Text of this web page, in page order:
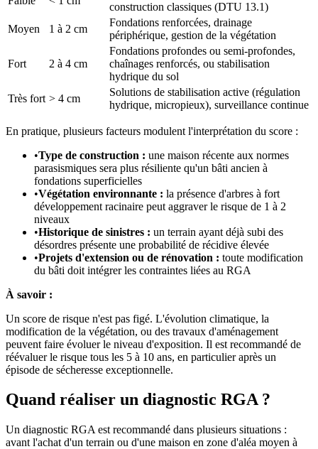
construction classiques (DTU 13.1)
Moyen
1 à 2 cm
Fondations renforcées, drainage
périphérique, gestion de la végétation
Fort 2 à 4 cm
Fondations profondes ou semi-profondes,
chaînages renforcés, ou stabilisation
hydrique du sol
Très fort > 4 cm
Solutions de stabilisation active (régulation
hydrique, micropieux), surveillance continue
En pratique, plusieurs facteurs modulent l'interprétation du score :
•Type de construction : une maison récente aux normes
parasismiques sera plus résiliente qu'un bâti ancien à
fondations superficielles
•Végétation environnante : la présence d'arbres à fort
développement racinaire peut aggraver le risque de 1 à 2
niveaux
•Historique de sinistres : un terrain ayant déjà subi des
désordres présente une probabilité de récidive élevée
•Projets d'extension ou de rénovation : toute modification
du bâti doit intégrer les contraintes liées au RGA
À savoir :
Un score de risque n'est pas figé. L'évolution climatique, la
modification de la végétation, ou des travaux d'aménagement
peuvent faire évoluer le niveau d'exposition. Il est recommandé de
réévaluer le risque tous les 5 à 10 ans, en particulier après un
épisode de sécheresse exceptionnelle.
Quand réaliser un diagnostic RGA ?
Un diagnostic RGA est recommandé dans plusieurs situations :
avant l'achat d'un terrain ou d'une maison en zone d'aléa moyen à